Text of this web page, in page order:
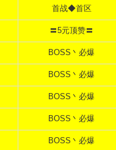
首战◆首区
〓5元顶赞〓
BOSS丶必爆
BOSS丶必爆
BOSS丶必爆
BOSS丶必爆
BOSS丶必爆